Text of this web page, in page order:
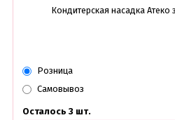
Кондитерская насадка Атеко
Розница
Самовывоз
Осталось 3 шт.